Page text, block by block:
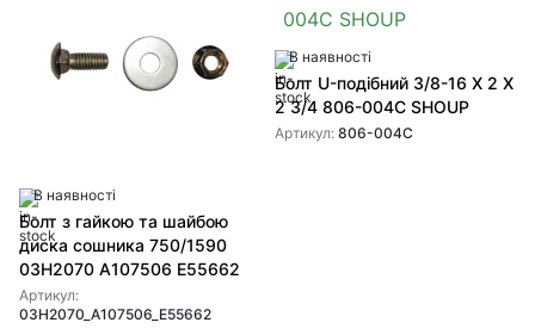
В наявності
Болт з гайкою та шайбою
диска сошника 750/1590
03H2070 A107506 E55662
Артикул:
03H2070_A107506_E55662
В наявності
Болт U-подібний 3/8-16 X 2 X
2 3/4 806-004C SHOUP
Артикул: 806-004C